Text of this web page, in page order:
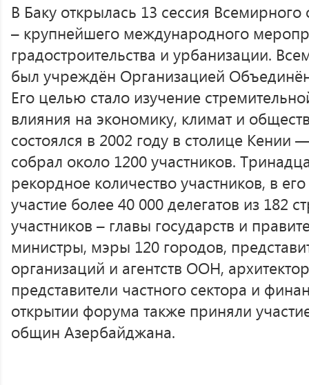
В Баку открылась 13 сессия
– крупнейшего международного
градостроительства и урбанизации.
был учреждён Организацией
Его целью стало изучение
влияния на экономику, климат и
состоялся в 2002 году в столице
собрал около 1200 участников.
рекордное количество участников, в
участие более 40 000 делегатов из 182
участников – главы государств и
министры, мэры 120 городов,
организаций и агентств ООН,
представители частного сектора и
открытии форума также приняли
общин Азербайджана.